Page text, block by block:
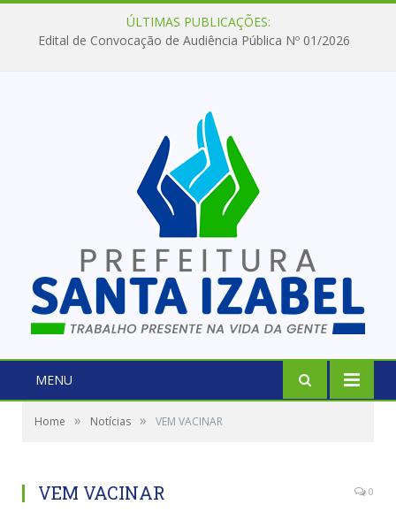
ÚLTIMAS PUBLICAÇÕES:
Edital de Convocação de Audiência Pública Nº 01/2026
MENU
Home » Notícias » VEM VACINAR
VEM VACINAR 0